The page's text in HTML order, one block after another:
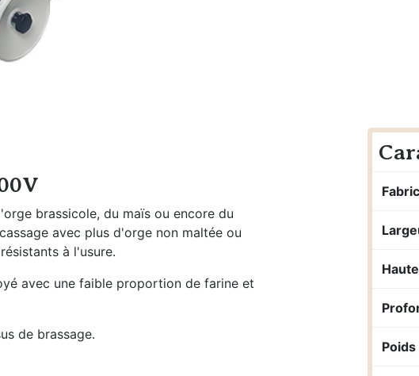
eau seules
Packs
brassicole, du maïs ou encore du
avec plus d'orge non maltée ou
à l'usure.
avec une faible proportion de farine et
de brassage.
Poids